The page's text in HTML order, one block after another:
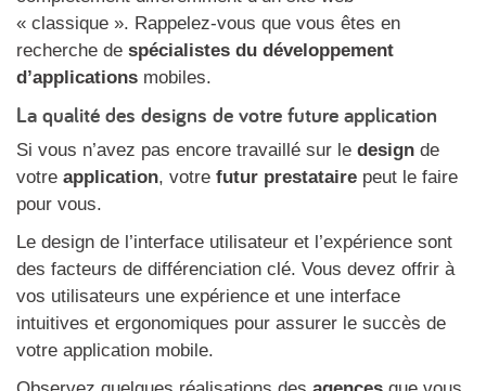
« classique ». Rappelez-vous que vous êtes en
recherche de spécialistes du développement
d’applications mobiles.
La qualité des designs de votre future application
Si vous n’avez pas encore travaillé sur le design de
votre application, votre futur prestataire peut le faire
pour vous.
Le design de l’interface utilisateur et l’expérience sont
des facteurs de différenciation clé. Vous devez offrir à
vos utilisateurs une expérience et une interface
intuitives et ergonomiques pour assurer le succès de
votre application mobile.